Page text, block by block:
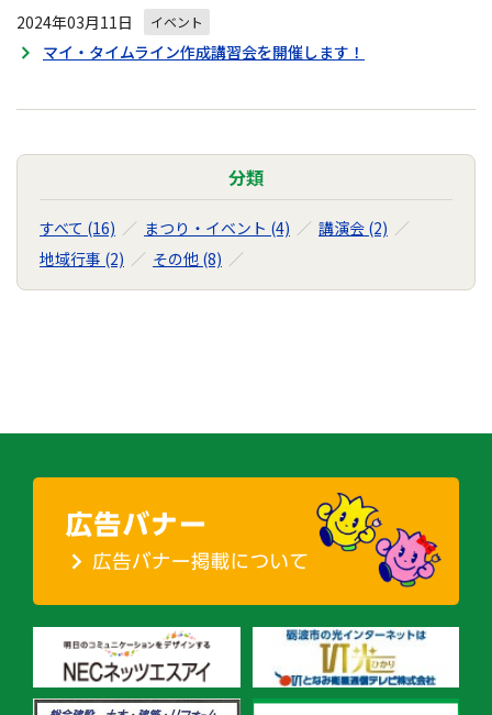
2024年03月11日 イベント
マイ・タイムライン作成講習会を開催します！
分類
すべて (16) まつり・イベント (4)
講演会 (2)
地域行事 (2)
その他 (8)